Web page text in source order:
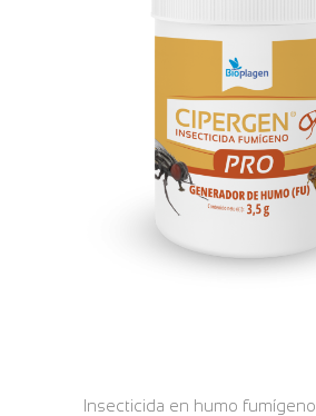
Insecticida en humo fumígeno